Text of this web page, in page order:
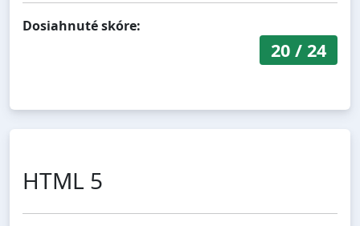
Dosiahnuté skóre:
20/ 24
HTML 5